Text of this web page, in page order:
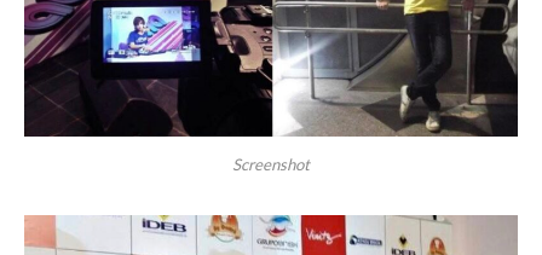
Screenshot